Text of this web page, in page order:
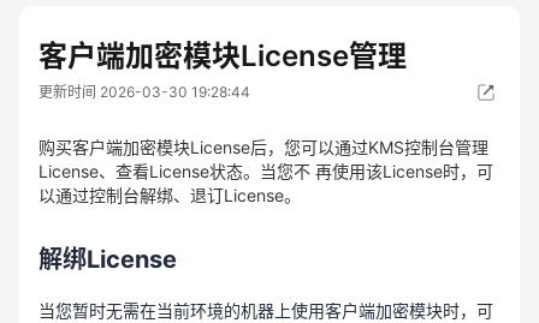
客户端加密模块License管理
更新时间 2026-03-30 19:28:44
购买客户端加密模块License后，您可以通过KMS控制台管理
License、查看License状态。当您不 再使用该License时，可
以通过控制台解绑、退订License。
解绑License
当您暂时无需在当前环境的机器上使用客户端加密模块时，可